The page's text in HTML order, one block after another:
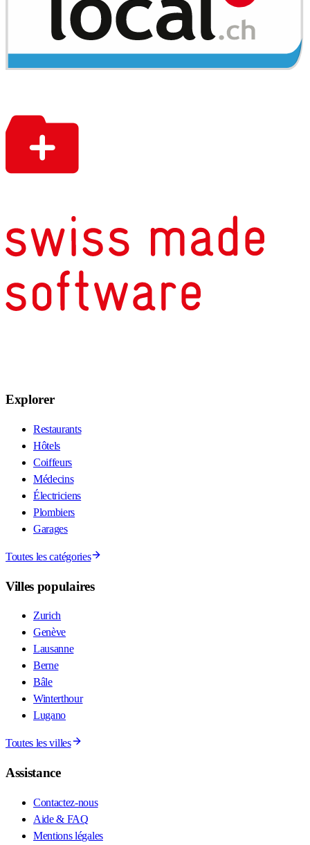
Explorer
Restaurants
Hôtels
Coiffeurs
Médecins
Électriciens
Plombiers
Garages
Toutes les catégories
Villes populaires
Zurich
Genève
Lausanne
Berne
Bâle
Winterthour
Lugano
Toutes les villes
Assistance
Contactez-nous
Aide & FAQ
Mentions légales